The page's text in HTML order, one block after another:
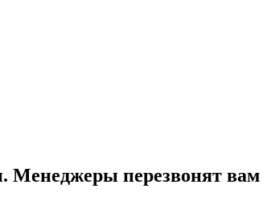
Менеджеры перезвонят вам